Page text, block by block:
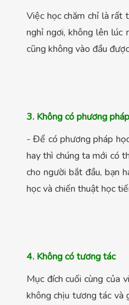
Việc học chăm chỉ là rất
nghỉ ngơi, không lên lúc
cũng không vào đầu được
3. Không có phương
- Để có phương pháp
hay thì chúng ta mới có
cho người bắt đầu, bạn
học và chiến thuật học
4. Không có tương tác
Mục đích cuối cùng của
không chịu tương tác và